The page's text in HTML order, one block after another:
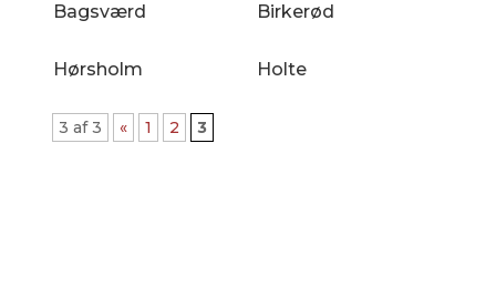
Bagsværd Birkerød
Hørsholm Holte
3 af 3 « 1 2 3